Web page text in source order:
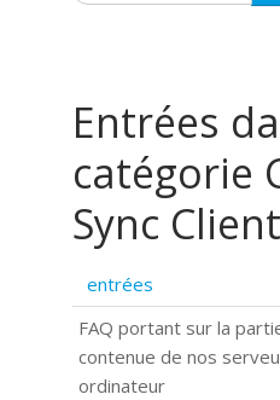
Entrées
catégorie
Sync Client
entrées
FAQ portant sur la
contenue de nos
ordinateur